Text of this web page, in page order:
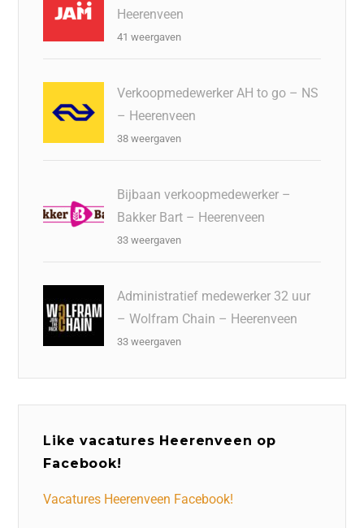
Heerenveen
41 weergaven
Verkoopmedewerker AH to go – NS
– Heerenveen
38 weergaven
Bijbaan verkoopmedewerker –
Bakker Bart – Heerenveen
33 weergaven
Administratief medewerker 32 uur
– Wolfram Chain – Heerenveen
33 weergaven
Like vacatures Heerenveen op
Facebook!
Vacatures Heerenveen Facebook!